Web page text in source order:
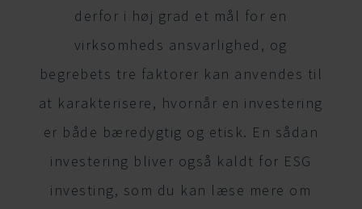
derfor i høj grad et mål for en
virksomheds ansvarlighed, og
begrebets tre faktorer kan anvendes til
at karakterisere, hvornår en investering
er både bæredygtig og etisk. En sådan
investering bliver også kaldt for ESG
investing, som du kan læse mere om